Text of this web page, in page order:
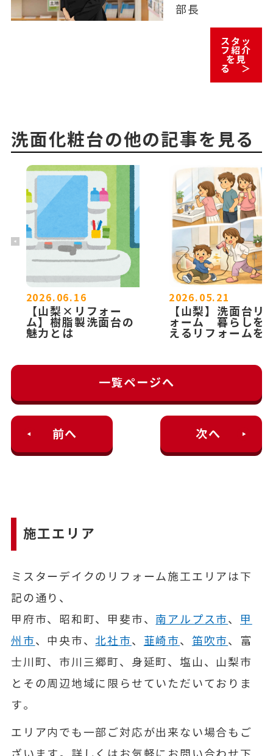
部長
スタッ
フ紹介
を見
る ＞
洗面化粧台の他の記事を見る
2026.06.16
【山梨×リフォー
ム】樹脂製洗面台の
魅力とは
2026.05.21
【山梨】洗面台リ
ォーム 暮らしを
えるリフォームを
前へ
一覧ページへ
次へ
施工エリア
ミスターデイクのリフォーム施工エリアは下
記の通り、
甲府市、昭和町、甲斐市、 南アルプス市、 甲
州市、中央市、北社市、 韮崎市、 笛吹市、富
士川町、市川三郷町、身延町、塩山、山梨市
とその周辺地域に限らせていただいておりま
す。
エリア内でも一部ご対応が出来ない場合もご